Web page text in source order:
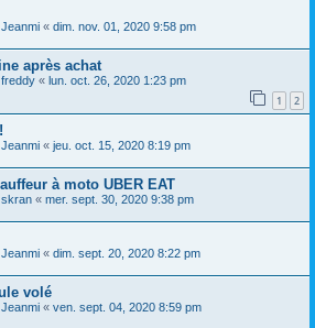
Jeanmi « dim. nov. 01, 2020 9:58 pm
après achat
freddy « lun. oct. 26, 2020 1:23 pm
1 2
Jeanmi « jeu. oct. 15, 2020 8:19 pm
à moto UBER EAT
skran « mer. sept. 30, 2020 9:38 pm
Jeanmi « dim. sept. 20, 2020 8:22 pm
volé
Jeanmi « ven. sept. 04, 2020 8:59 pm